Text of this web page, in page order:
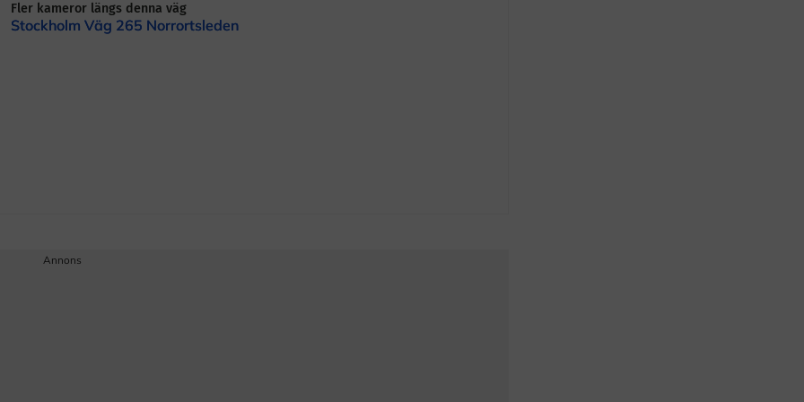
Fler kameror längs denna väg
Stockholm Väg 265 Norrortsleden
Annons